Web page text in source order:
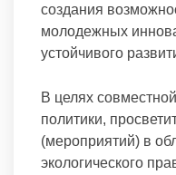
создания
молодежных
устойчивого
В целях
политики,
(мероприятий) в
экологического